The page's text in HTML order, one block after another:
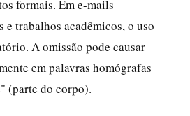
formais. Em e-mails
trabalhos acadêmicos, o uso
A omissão pode causar
em palavras homógrafas
(parte do corpo).